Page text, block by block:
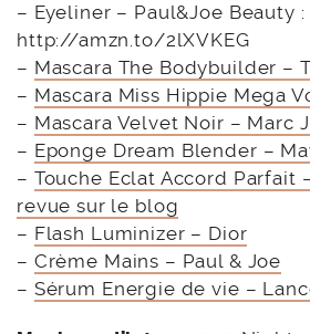
– Eyeliner – Paul&Joe Beauty :
http://amzn.to/2lXVKEG
– Mascara The Bodybuilder –
– Mascara Miss Hippie Mega
– Mascara Velvet Noir – Marc
– Eponge Dream Blender –
– Touche Eclat Accord Parfait
revue sur le blog
– Flash Luminizer – Dior
– Crème Mains – Paul & Joe
– Sérum Energie de vie –